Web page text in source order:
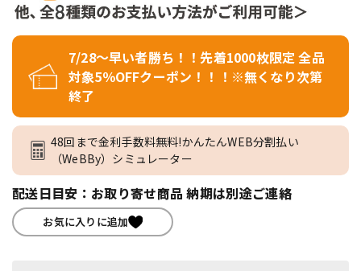
7/28～早い者勝ち！！先着1000枚限定 全品
対象5％OFFクーポン！！！※無くなり次第
終了
48回まで金利手数料無料!かんたんWEB分割払い
（WeBBy）シミュレーター
配送日目安：お取り寄せ商品 納期は別途ご連絡
お気に入りに追加